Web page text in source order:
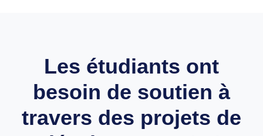
Les étudiants ont
besoin de soutien à
travers des projets de